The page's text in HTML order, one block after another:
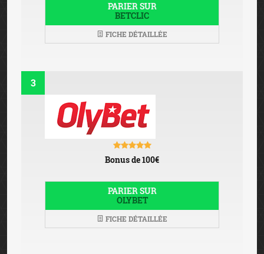
PARIER SUR
BETCLIC
FICHE DÉTAILLÉE
3
Bonus de 100€
PARIER SUR
OLYBET
FICHE DÉTAILLÉE